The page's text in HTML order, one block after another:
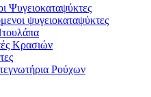
Ψυγειοκαταψύκτες
ψυγειοκαταψύκτες
Κρασιών
Ρούχων